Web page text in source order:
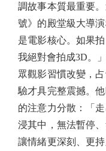
調故事本質最重要
號》的殿堂級大導
是電影核心。如果
我絕對會拍成3D。
眾觀影習慣改變，
驗才具完整震撼。
的注意力分散：「
浸其中，無法暫停
讓情緒更深刻、更